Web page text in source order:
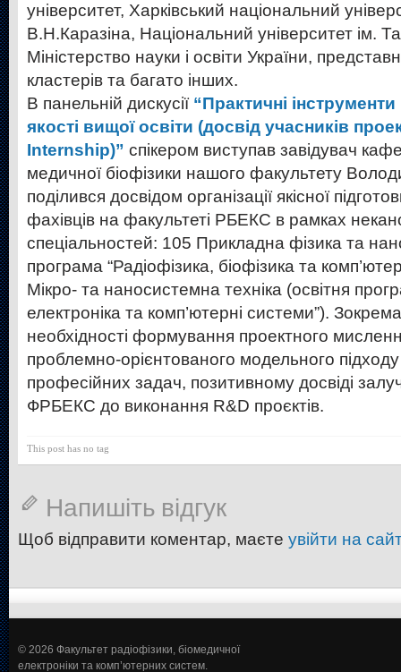
університет, Харківський національний
В.Н.Каразіна, Національний університет ім.
Міністерство науки і освіти України,
кластерів та багато інших.
В панельній дискусії “Практичні
якості вищої освіти (досвід учасників
Internship)” спікером виступав завідувач
медичної біофізики нашого факультету
поділився досвідом організації якісної
фахівців на факультеті РБЕКС в рамках
спеціальностей: 105 Прикладна фізика та
програма “Радіофізика, біофізика та
Мікро- та наносистемна техніка (освітня
електроніка та комп’ютерні системи”).
необхідності формування проектного
проблемно-орієнтованого модельного
професійних задач, позитивному досвіді
ФРБЕКС до виконання R&D проєктів.
This post has no tag
Напишіть відгук
Щоб відправити коментар, маєте увійти на сайт
© 2026 Факультет радіофізики, біомедичної
електроніки та комп’ютерних систем.